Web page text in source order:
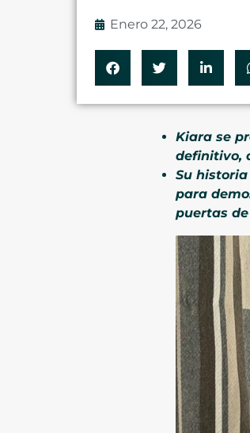
Enero 22, 2026
Kiara se
definitivo,
Su
para
puertas